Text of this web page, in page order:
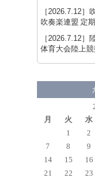
［2026.7.12］
吹奏楽連盟 定
［2026.7.12］
体育大会陸上
月
火 水
1 2
7
8 9
14
15 16
21
22 23